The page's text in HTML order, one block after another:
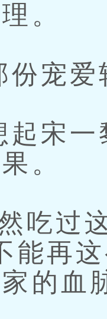
。
宠爱
宋一
。
吃过
能再
的血